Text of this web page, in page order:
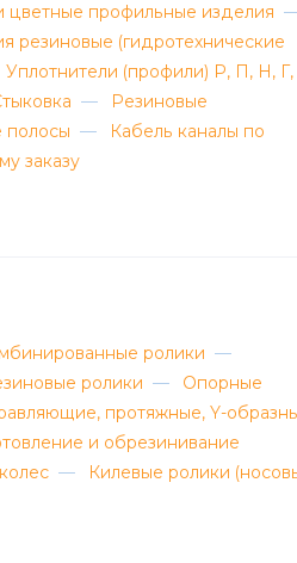
цветные профильные изделия
резиновые (гидротехнические
Уплотнители (профили) Р, П, Н, Г,
—
Резиновые
полосы —
Кабель каналы по
заказу
ролики —
ролики —
Опорные
протяжные, Y-
и обрезинивание
—
Килевые ролики